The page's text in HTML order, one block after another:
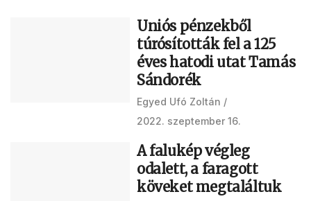
Uniós pénzekből
túrósították fel a 125
éves hatodi utat Tamás
Sándorék
Egyed Ufó Zoltán
2022. szeptember 16.
A falukép végleg
odalett, a faragott
köveket megtaláltuk